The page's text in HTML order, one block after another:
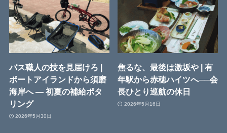
バス職人の技を見届けろ |
ポートアイランドから須磨
海岸へ ― 初夏の補給ポタ
リング
2026年5月30日
焦るな、最後は激坂や | 有
年駅から赤穂ハイツへ──会
長ひとり巡航の休日
2026年5月16日